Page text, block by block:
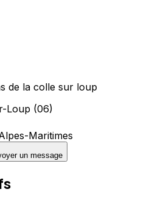
de la colle sur loup
Loup (06)
Maritimes
un message